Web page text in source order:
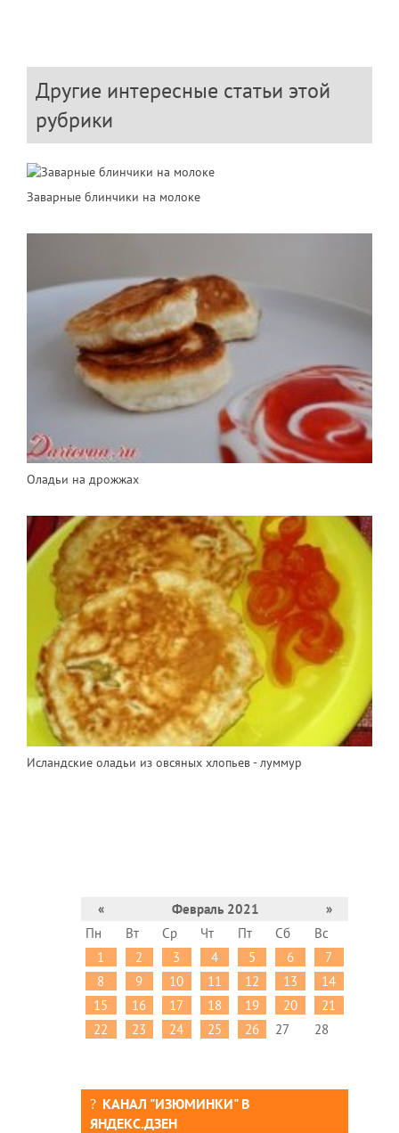
Другие интересные статьи этой
рубрики
Заварные блинчики на молоке
Оладьи на дрожжах
Исландские оладьи из овсяных хлопьев - луммур
« Февраль 2021
»
Пн
Вт Ср Чт Пт Сб
Вс
1
2 3 4 5 6
7
8
9 10 11 12 13
14
15
16 17 18 19 20
21
22
23 24 25 26 27 28
КАНАЛ "ИЗЮМИНКИ" В
ЯНДЕКС.ДЗЕН